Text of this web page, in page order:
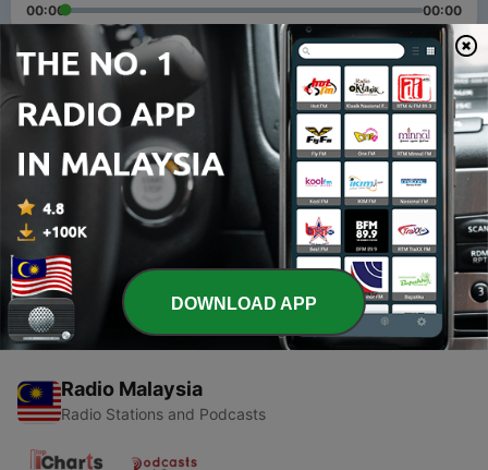
00:00 00:00
Episodes
潮州采風行（二）
30 Mar 2025
1 - 潮州采風行（一）
14 Jan 2025
Radio Malaysia
Radio Stations and Podcasts
DOWNLOAD APP